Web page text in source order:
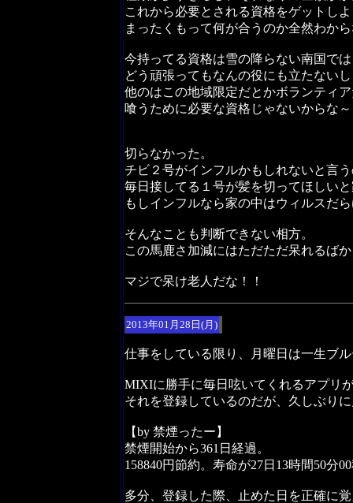
これから必要とされる資格をゲットし
まったくもって何が合うのか全然わか
今持ってる資格は雪の降らない南国では
どう頑張ってもなんの役にも立たないし
他のはこの地域限定だとかボランティ
喰うために必要な資格じゃないからな
切らなかった。
チビ２号がインフルかもしれないと言
毎日接してる１号が髪を切ってほしい
もしインフルなら家の中はウィルスだ
そんなことも判断できない相方。
この馬鹿さ加減にはただただ呆れるば
マジで呆け老人だな！！
2013年01月28日(月)
仕事をしている限り、月曜日は一生ブ
MIXIに勝手に毎日呟いてくれるアプリ
それを登録しているのだが、久しぶり
【by 禁煙ったー】
禁煙開始から361日経過。
158840円節約。寿命が27日13時間50分
多分、登録した際、止めた日を正確に